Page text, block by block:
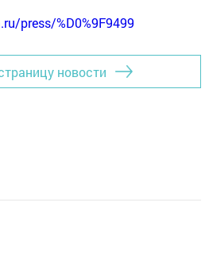
press/%D0%9F9499
новости